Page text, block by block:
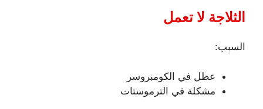
الثلاجة لا تعمل
السبب:
عطل في الكومبروسر
مشكلة في الترموستات